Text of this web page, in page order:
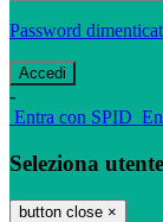
Password
-
Entra con SPID
Seleziona utente
button close ×